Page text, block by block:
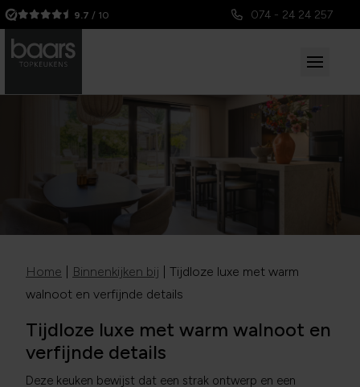
9.7 / 10 074 - 24 24 257
Home Binnenkijken bij
Tijdloze luxe met warm
walnoot en verfijnde details
Tijdloze luxe met warm walnoot en
verfijnde details
Deze keuken bewijst dat een strak ontwerp en een